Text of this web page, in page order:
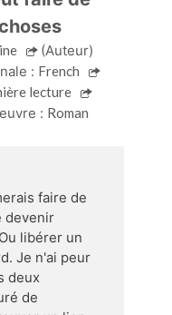
(Auteur)
: French
lecture
: Roman
faire de
devenir
libérer un
Je n'ai peur
deux
de